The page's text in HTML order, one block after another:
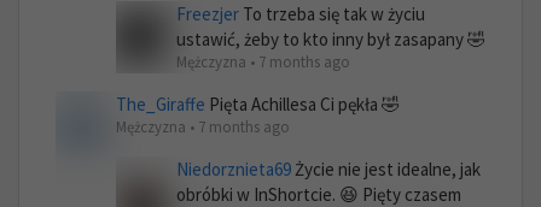
Freezjer To trzeba się tak w życiu
ustawić, żeby to kto inny był zasapany 🤣
Mężczyzna • 7 months ago
The_Giraffe Pięta Achillesa Ci pękła 🤣
Mężczyzna • 7 months ago
Niedorznieta69 Życie nie jest idealne, jak
obróbki w InShortcie. 😆 Pięty czasem